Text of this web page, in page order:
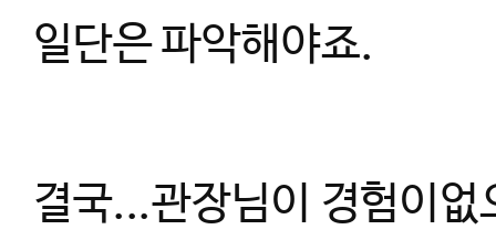
일단은 파악해야죠.
결국...관장님이 경험이